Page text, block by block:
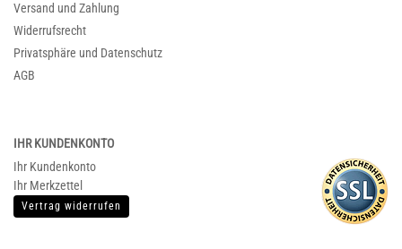
Versand und Zahlung
Widerrufsrecht
Privatsphäre und Datenschutz
AGB
IHR KUNDENKONTO
Ihr Kundenkonto
Ihr Merkzettel
Vertrag widerrufen